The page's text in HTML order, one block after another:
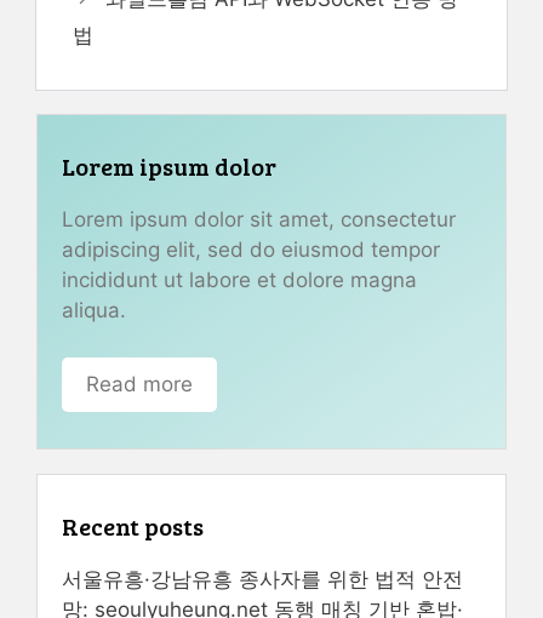
법
Lorem ipsum dolor
Lorem ipsum dolor sit amet, consectetur
adipiscing elit, sed do eiusmod tempor
incididunt ut labore et dolore magna
aliqua.
Read more
Recent posts
서울유흥·강남유흥 종사자를 위한 법적 안전
망: seoulyuheung.net 동행 매칭 기반 혼밥·